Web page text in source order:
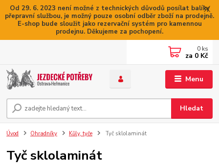
Od 29. 6. 2023 není možné z technických důvodů posílat balíky
přepravní službou, je možný pouze osobní odběr zboží na prodejně.
E-shop bude sloužit jako rezervační systém pro kamennou
prodejnu. Děkujeme za pochopení.
Menu
Hledat
0 ks
za 0 Kč
Úvod Ohradníky Kůly, tyče Tyč sklolaminát
Tyč sklolaminát